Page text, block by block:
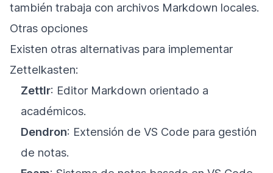
también trabaja con archivos Markdown locales.
Otras opciones
Existen otras alternativas para implementar
Zettelkasten:
Zettlr: Editor Markdown orientado a
académicos.
Dendron: Extensión de VS Code para gestión
de notas.